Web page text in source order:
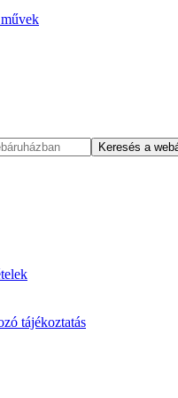
Keresés a
tájékoztatás